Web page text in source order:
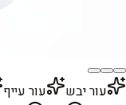
עור יבש עור עייף